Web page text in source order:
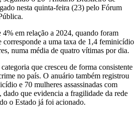
nesta quinta-feira (23) pelo Fórum
4% em relação a 2024, quando foram
corresponde a uma taxa de 1,4 feminicídio
numa média de quatro vítimas por dia.
que cresceu de forma consistente
no país. O anuário também registrou
e 70 mulheres assassinadas com
dado que evidencia a fragilidade da rede
o Estado já foi acionado.